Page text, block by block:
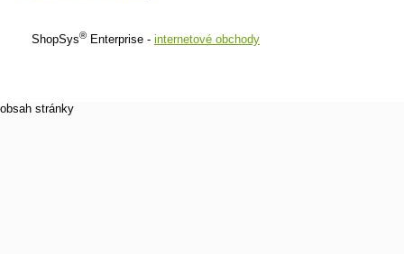
ShopSys® Enterprise - internetové obchody
obsah stránky